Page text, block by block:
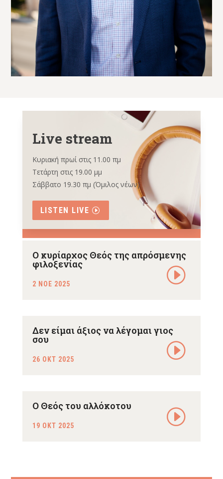
Live stream
Κυριακή πρωί στις 11.00 πμ
Τετάρτη στις 19.00 μμ
Σάββατο 19.30 πμ (Όμιλος νέων)
LISTEN LIVE
Ο κυρίαρχος Θεός της απρόσμενης
φιλοξενίας
2 ΝΟΕ 2025
Δεν είμαι άξιος να λέγομαι γιος
σου
26 ΟΚΤ 2025
Ο Θεός του αλλόκοτου
19 ΟΚΤ 2025